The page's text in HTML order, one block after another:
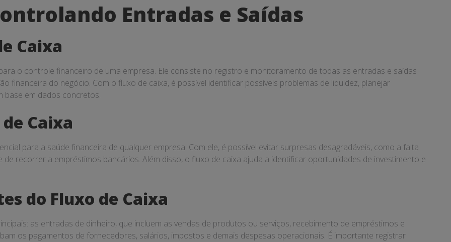
Entradas e Saídas
Caixa
o controle financeiro de uma empresa. Ele consiste no registro e monitoramento de todas as entradas e saídas
financeira do negócio. Com o fluxo de caixa, é possível identificar possíveis problemas de liquidez, planejar
base em dados concretos.
Caixa
para a saúde financeira de qualquer empresa. Com ele, é possível evitar surpresas desagradáveis, como a falta
recorrer a empréstimos bancários. Além disso, o fluxo de caixa ajuda a identificar oportunidades de investimento e
do Fluxo de Caixa
as entradas de dinheiro, que incluem as vendas de produtos ou serviços, recebimento de empréstimos e
os pagamentos de fornecedores, salários, impostos e demais despesas operacionais. É importante registrar